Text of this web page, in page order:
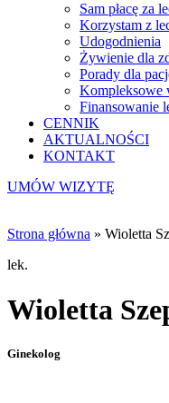
Sam płacę za
Korzystam z
Udogodnienia
Żywienie dla
Porady dla
Kompleksowe
Finansowanie
CENNIK
AKTUALNOŚCI
KONTAKT
UMÓW WIZYTĘ
Strona główna » Wioletta
lek.
Wioletta
Ginekolog